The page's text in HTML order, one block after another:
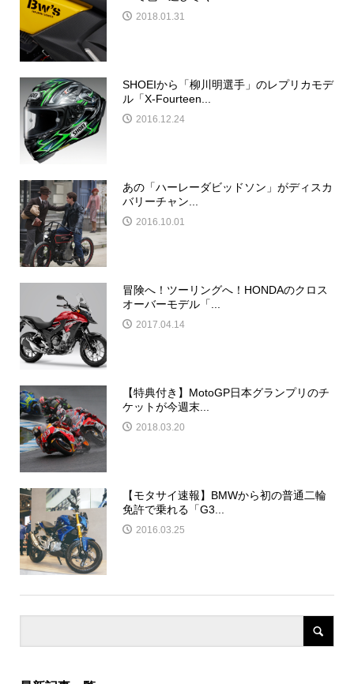
2018.01.31
SHOEIから「柳川明選手」のレプリカモデ
ル「X-Fourteen...
2016.12.24
あの「ハーレーダビッドソン」がディスカ
バリーチャン...
2016.10.01
冒険へ！ツーリングへ！HONDAのクロス
オーバーモデル「...
2017.04.14
【特典付き】MotoGP日本グランプリのチ
ケットが今週末...
2018.03.20
【モタサイ速報】BMWから初の普通二輪
免許で乗れる「G3...
2016.03.25